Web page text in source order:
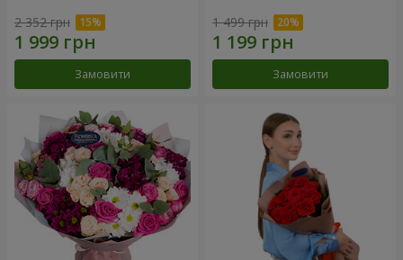
2 352 грн
Замовити
1 499 грн
Замовити